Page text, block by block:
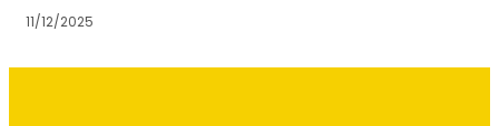
11/12/2025